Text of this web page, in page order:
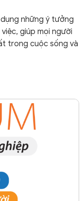
những ý tưởng
giúp mọi người
trong cuộc sống và